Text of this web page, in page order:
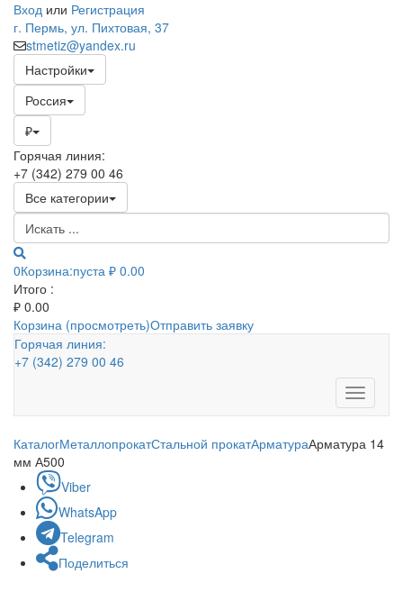
Вход или Регистрация
г. Пермь, ул. Пихтовая, 37
stmetiz@yandex.ru
Настройки
Россия
₽
Горячая линия:
+7 (342) 279 00 46
Все категории
0Корзина:пуста ₽ 0.00
Итого :
₽ 0.00
Корзина (просмотреть)Отправить заявку
Горячая линия:
+7 (342) 279 00 46
Toggle
КаталогМеталлопрокатСтальной прокатАрматураАрматура 14
мм А500
Viber
WhatsApp
Telegram
Поделиться